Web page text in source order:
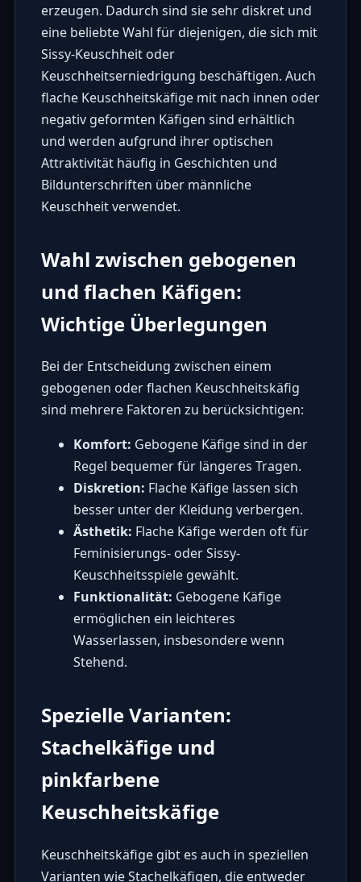
erzeugen. Dadurch sind sie sehr diskret und
eine beliebte Wahl für diejenigen, die sich mit
Sissy-Keuschheit oder
Keuschheitserniedrigung beschäftigen. Auch
flache Keuschheitskäfige mit nach innen oder
negativ geformten Käfigen sind erhältlich
und werden aufgrund ihrer optischen
Attraktivität häufig in Geschichten und
Bildunterschriften über männliche
Keuschheit verwendet.
Wahl zwischen gebogenen
und flachen Käfigen:
Wichtige Überlegungen
Bei der Entscheidung zwischen einem
gebogenen oder flachen Keuschheitskäfig
sind mehrere Faktoren zu berücksichtigen:
Komfort: Gebogene Käfige sind in der
Regel bequemer für längeres Tragen.
Diskretion: Flache Käfige lassen sich
besser unter der Kleidung verbergen.
Ästhetik: Flache Käfige werden oft für
Feminisierungs- oder Sissy-
Keuschheitsspiele gewählt.
Funktionalität: Gebogene Käfige
ermöglichen ein leichteres
Wasserlassen, insbesondere wenn
Stehend.
Spezielle Varianten:
Stachelkäfige und
pinkfarbene
Keuschheitskäfige
Keuschheitskäfige gibt es auch in speziellen
Varianten wie Stachelkäfigen, die entweder